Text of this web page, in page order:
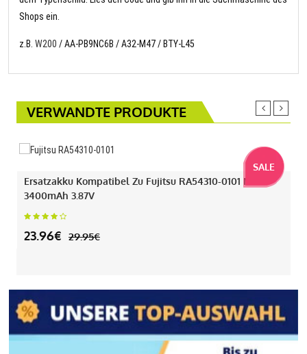
Shops ein.
z.B. W200 / AA-PB9NC6B / A32-M47 / BTY-L45
VERWANDTE PRODUKTE
SALE
Ersatzakku Kompatibel Zu Fujitsu RA54310-0101 Mit
3400mAh 3.87V
23.96€ 29.95€